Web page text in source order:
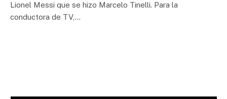
Lionel Messi que se hizo Marcelo Tinelli. Para la
conductora de TV,…